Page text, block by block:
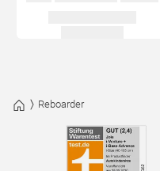
Reboarder